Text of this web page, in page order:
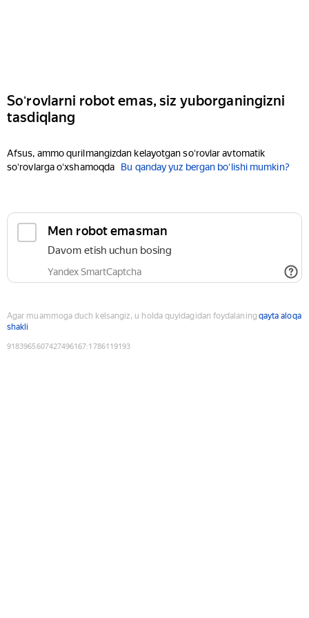
Soʻrovlarni robot emas, siz yuborganingizni
tasdiqlang
Afsus, ammo qurilmangizdan kelayotgan soʻrovlar avtomatik
soʻrovlarga oʻxshamoqda
Bu qanday yuz bergan boʻlishi mumkin?
Men robot emasman
Davom etish uchun bosing
Yandex SmartCaptcha
Agar muammoga duch kelsangiz, u holda quyidagidan foydalaning qayta aloqa
shakli
9183965607427496167:1786119193